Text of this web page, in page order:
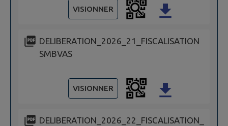
VISIONNER
DELIBERATION_2026_21_FISCALISATION
SMBVAS
VISIONNER
DELIBERATION_2026_22_FISCALISATION_